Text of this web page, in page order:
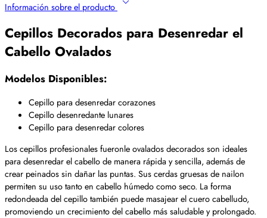
Información sobre el producto
Cepillos Decorados para Desenredar el
Cabello Ovalados
Modelos Disponibles:
Cepillo para desenredar corazones
Cepillo desenredante lunares
Cepillo para desenredar colores
Los cepillos profesionales fueronle ovalados decorados son ideales
para desenredar el cabello de manera rápida y sencilla, además de
crear peinados sin dañar las puntas. Sus cerdas gruesas de nailon
permiten su uso tanto en cabello húmedo como seco. La forma
redondeada del cepillo también puede masajear el cuero cabelludo,
promoviendo un crecimiento del cabello más saludable y prolongado.